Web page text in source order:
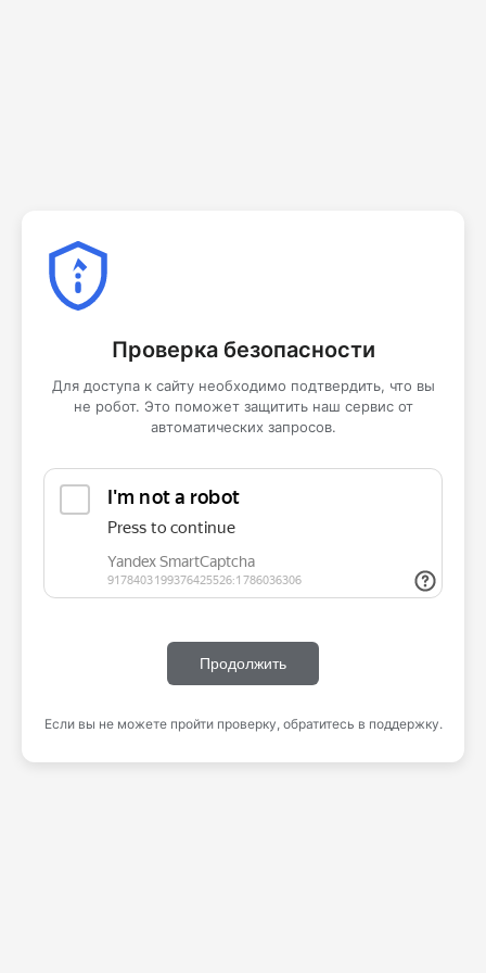
Проверка безопасности
Для доступа к сайту необходимо подтвердить, что вы
не робот. Это поможет защитить наш сервис от
автоматических запросов.
Продолжить
Если вы не можете пройти проверку, обратитесь в поддержку.